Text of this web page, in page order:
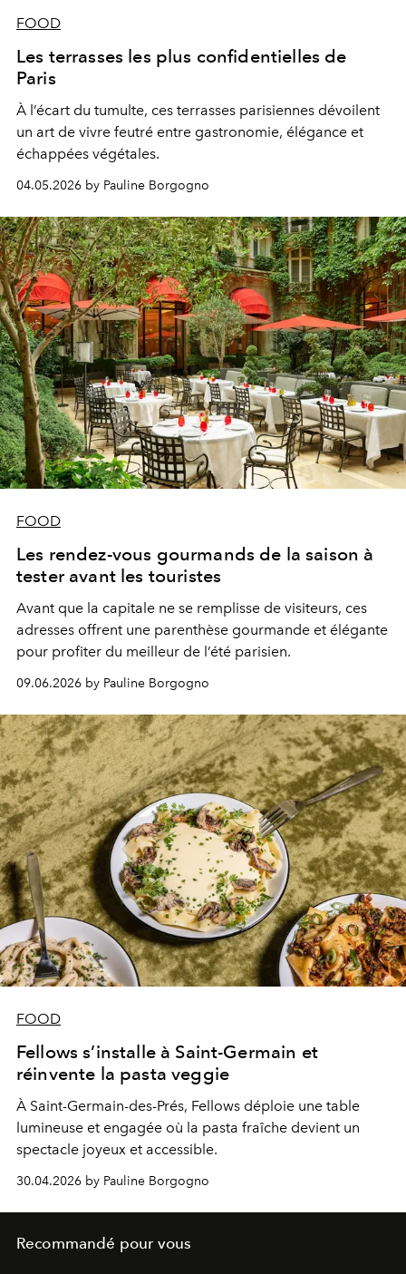
FOOD
Les terrasses les plus confidentielles de
Paris
À l’écart du tumulte, ces terrasses parisiennes dévoilent
un art de vivre feutré entre gastronomie, élégance et
échappées végétales.
04.05.2026 by Pauline Borgogno
FOOD
Les rendez-vous gourmands de la saison à
tester avant les touristes
Avant que la capitale ne se remplisse de visiteurs, ces
adresses offrent une parenthèse gourmande et élégante
pour profiter du meilleur de l’été parisien.
09.06.2026 by Pauline Borgogno
FOOD
Fellows s’installe à Saint-Germain et
réinvente la pasta veggie
À Saint-Germain-des-Prés, Fellows déploie une table
lumineuse et engagée où la pasta fraîche devient un
spectacle joyeux et accessible.
30.04.2026 by Pauline Borgogno
Recommandé pour vous